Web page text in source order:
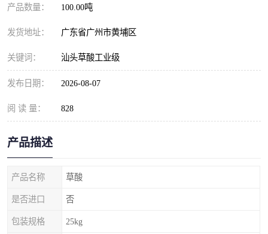
产品数量： 100.00吨
发货地址： 广东省广州市黄埔区
关键词： 汕头草酸工业级
发布日期： 2026-08-07
阅 读 量： 828
产品描述
产品名称 草酸
是否进口 否
包装规格 25kg
大苏打
元明粉